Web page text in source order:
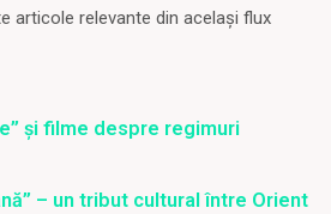
articole relevante din același flux
şi filme despre regimuri
– un tribut cultural între Orient